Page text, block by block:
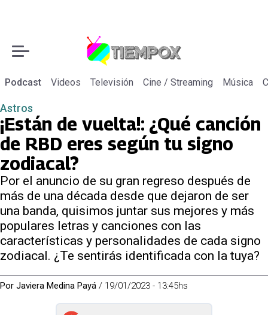
Podcast Videos Televisión Cine / Streaming Música
Astros
¡Están de vuelta!: ¿Qué canción
de RBD eres según tu signo
zodiacal?
Por el anuncio de su gran regreso después de
más de una década desde que dejaron de ser
una banda, quisimos juntar sus mejores y más
populares letras y canciones con las
características y personalidades de cada signo
zodiacal. ¿Te sentirás identificada con la tuya?
Por Javiera Medina Payá / 19/01/2023 - 13:45hs